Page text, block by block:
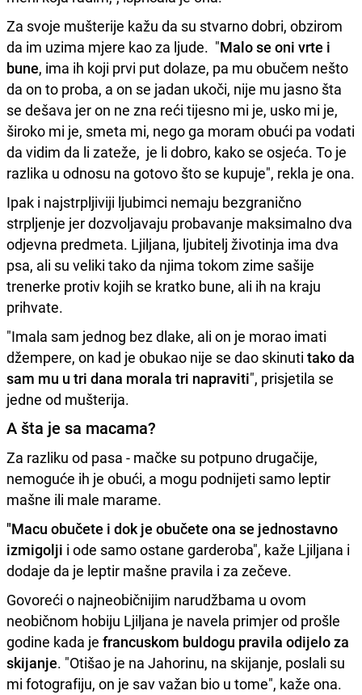
Za svoje mušterije kažu da su stvarno dobri, obzirom
da im uzima mjere kao za ljude. "Malo se oni vrte i
bune, ima ih koji prvi put dolaze, pa mu obučem nešto
da on to proba, a on se jadan ukoči, nije mu jasno šta
se dešava jer on ne zna reći tijesno mi je, usko mi je,
široko mi je, smeta mi, nego ga moram obući pa vodati
da vidim da li zateže, je li dobro, kako se osjeća. To je
razlika u odnosu na gotovo što se kupuje", rekla je ona.
Ipak i najstrpljiviji ljubimci nemaju bezgranično
strpljenje jer dozvoljavaju probavanje maksimalno dva
odjevna predmeta. Ljiljana, ljubitelj životinja ima dva
psa, ali su veliki tako da njima tokom zime sašije
trenerke protiv kojih se kratko bune, ali ih na kraju
prihvate.
"Imala sam jednog bez dlake, ali on je morao imati
džempere, on kad je obukao nije se dao skinuti tako da
sam mu u tri dana morala tri napraviti", prisjetila se
jedne od mušterija.
A šta je sa macama?
Za razliku od pasa - mačke su potpuno drugačije,
nemoguće ih je obući, a mogu podnijeti samo leptir
mašne ili male marame.
"Macu obučete i dok je obučete ona se jednostavno
izmigolji i ode samo ostane garderoba", kaže Ljiljana i
dodaje da je leptir mašne pravila i za zečeve.
Govoreći o najneobičnijim narudžbama u ovom
neobičnom hobiju Ljiljana je navela primjer od prošle
godine kada je francuskom buldogu pravila odijelo za
skijanje. "Otišao je na Jahorinu, na skijanje, poslali su
mi fotografiju, on je sav važan bio u tome", kaže ona.